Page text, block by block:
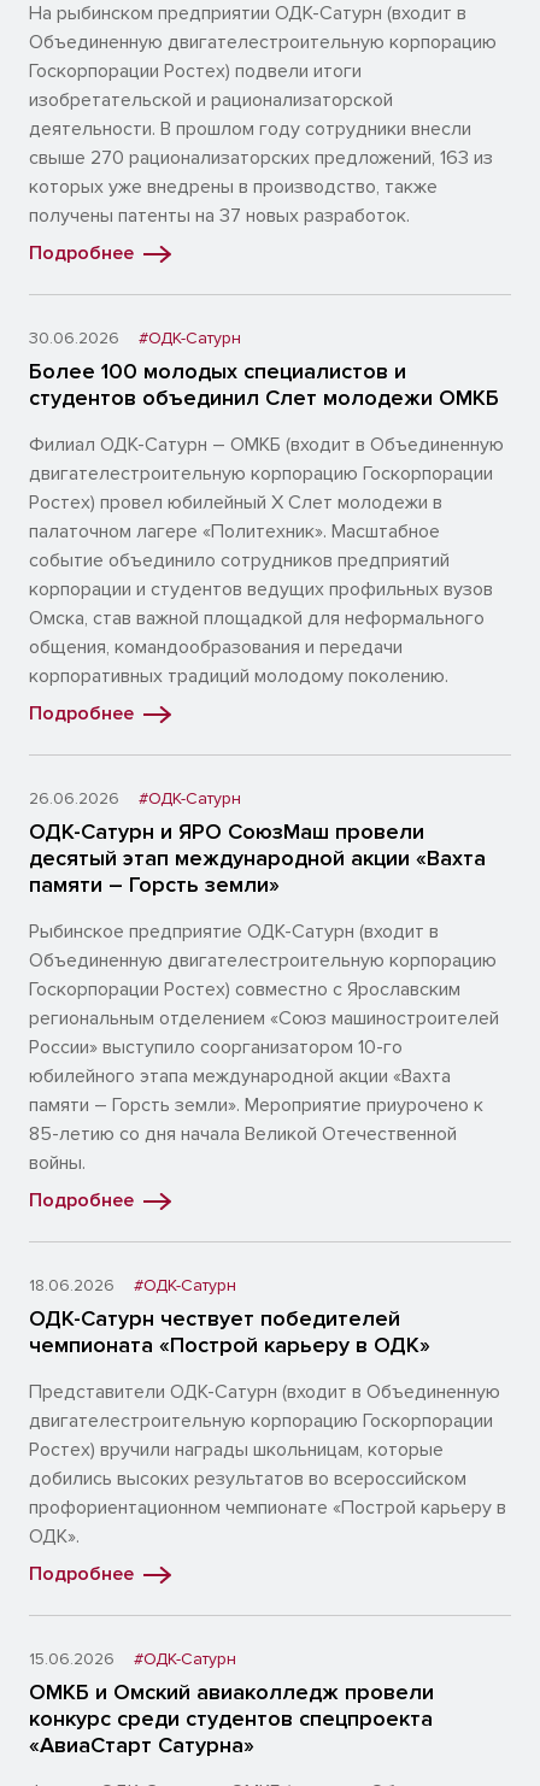
На рыбинском предприятии ОДК-Сатурн (входит в
Объединенную двигателестроительную корпорацию
Госкорпорации Ростех) подвели итоги
изобретательской и рационализаторской
деятельности. В прошлом году сотрудники внесли
свыше 270 рационализаторских предложений, 163 из
которых уже внедрены в производство, также
получены патенты на 37 новых разработок.
Подробнее
30.06.2026 #ОДК-Сатурн
Более 100 молодых специалистов и
студентов объединил Слет молодежи ОМКБ
Филиал ОДК-Сатурн – ОМКБ (входит в Объединенную
двигателестроительную корпорацию Госкорпорации
Ростех) провел юбилейный X Слет молодежи в
палаточном лагере «Политехник». Масштабное
событие объединило сотрудников предприятий
корпорации и студентов ведущих профильных вузов
Омска, став важной площадкой для неформального
общения, командообразования и передачи
корпоративных традиций молодому поколению.
Подробнее
26.06.2026 #ОДК-Сатурн
ОДК-Сатурн и ЯРО СоюзМаш провели
десятый этап международной акции «Вахта
памяти – Горсть земли»
Рыбинское предприятие ОДК-Сатурн (входит в
Объединенную двигателестроительную корпорацию
Госкорпорации Ростех) совместно с Ярославским
региональным отделением «Союз машиностроителей
России» выступило соорганизатором 10-го
юбилейного этапа международной акции «Вахта
памяти – Горсть земли». Мероприятие приурочено к
85-летию со дня начала Великой Отечественной
войны.
Подробнее
18.06.2026 #ОДК-Сатурн
ОДК-Сатурн чествует победителей
чемпионата «Построй карьеру в ОДК»
Представители ОДК-Сатурн (входит в Объединенную
двигателестроительную корпорацию Госкорпорации
Ростех) вручили награды школьницам, которые
добились высоких результатов во всероссийском
профориентационном чемпионате «Построй карьеру в
ОДК».
Подробнее
15.06.2026 #ОДК-Сатурн
ОМКБ и Омский авиаколледж провели
конкурс среди студентов спецпроекта
«АвиаСтарт Сатурна»